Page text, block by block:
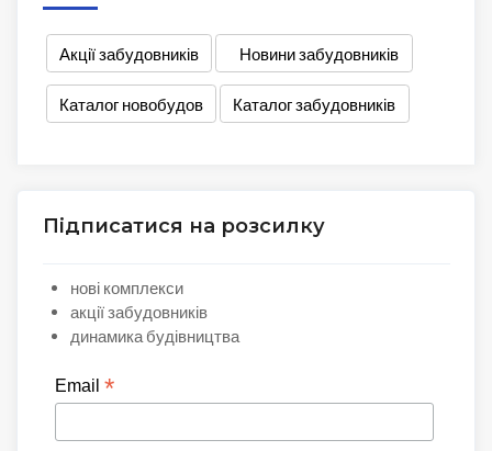
Акції забудовників Новини забудовників
Каталог новобудов Каталог забудовників
Підписатися на розсилку
нові комплекси
акції забудовників
динамика будівництва
Email *